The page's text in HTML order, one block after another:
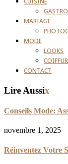
CUISINE
MARIAGE
MODE
LOOKS
CONTACT
Lire Aussix
Conseils Mode:
novembre 1, 2025
Réinventez Votre